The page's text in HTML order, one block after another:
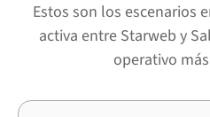
Estos son los escenarios
activa entre Starweb y
operativo